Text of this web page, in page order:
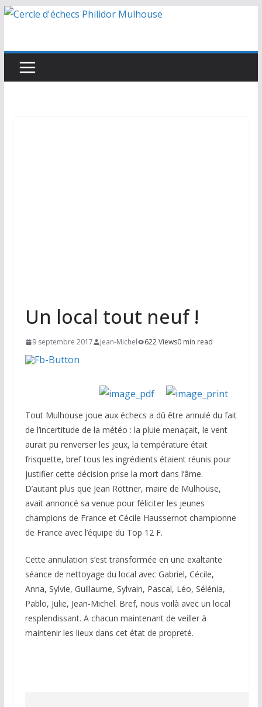
Passer
Un local tout neuf !
9 septembre 2017 Jean-Michel 622 Views0 min read
Tout Mulhouse joue aux échecs a dû être annulé du fait
de l’incertitude de la météo : la pluie menaçait, le vent
aurait pu renverser les jeux, la température était
frisquette, bref tous les ingrédients étaient réunis pour
justifier cette décision prise la mort dans l’âme.
D’autant plus que Jean Rottner, maire de Mulhouse,
avait annoncé sa venue pour féliciter les jeunes
champions de France et Cécile Haussernot championne
de France avec l’équipe du Top 12 F.
Cette annulation s’est transformée en une exaltante
séance de nettoyage du local avec Gabriel, Cécile,
Anna, Sylvie, Guillaume, Sylvain, Pascal, Léo, Sélénia,
Pablo, Julie, Jean-Michel. Bref, nous voilà avec un local
resplendissant. A chacun maintenant de veiller à
maintenir les lieux dans cet état de propreté.